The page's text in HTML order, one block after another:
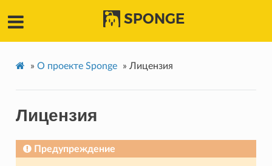
SPONGE
» О проекте Sponge » Лицензия
Лицензия
Предупреждение